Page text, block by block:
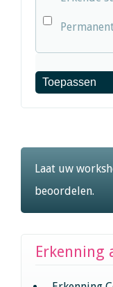
Laat uw
beoordelen.
Erkenning